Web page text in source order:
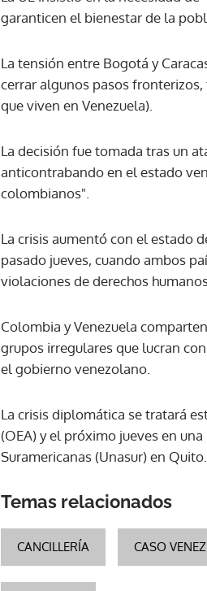
garanticen el bienestar de la
La tensión entre Bogotá y
cerrar algunos pasos
que viven en Venezuela).
La decisión fue tomada tras un
anticontrabando en el estado
colombianos".
La crisis aumentó con el estado
pasado jueves, cuando ambos
violaciones de derechos
Colombia y Venezuela
grupos irregulares que lucran
el gobierno venezolano.
La crisis diplomática se tratará
(OEA) y el próximo jueves en
Suramericanas (Unasur) en Quito.
Temas relacionados
CANCILLERÍA CASO